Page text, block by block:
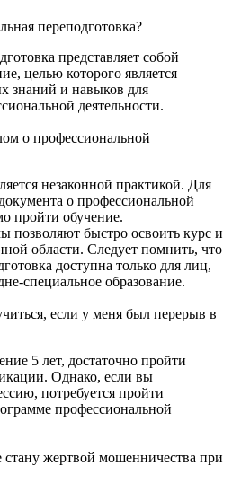
переподготовка?
представляет собой
целью которого является
знаний и навыков для
деятельности.
о профессиональной
незаконной практикой. Для
о профессиональной
пройти обучение.
позволяют быстро освоить курс и
области. Следует помнить, что
доступна только для лиц,
специальное образование.
если у меня был перерыв в
5 лет, достаточно пройти
Однако, если вы
потребуется пройти
профессиональной
стану жертвой мошенничества при